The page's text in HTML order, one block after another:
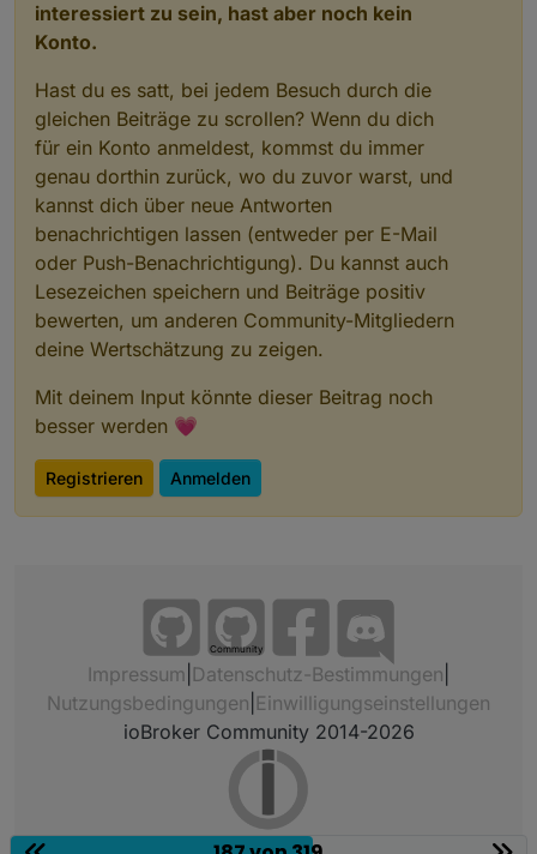
interessiert zu sein, hast aber noch kein
Konto.
Hast du es satt, bei jedem Besuch durch die
gleichen Beiträge zu scrollen? Wenn du dich
für ein Konto anmeldest, kommst du immer
genau dorthin zurück, wo du zuvor warst, und
kannst dich über neue Antworten
benachrichtigen lassen (entweder per E-Mail
oder Push-Benachrichtigung). Du kannst auch
Lesezeichen speichern und Beiträge positiv
bewerten, um anderen Community-Mitgliedern
deine Wertschätzung zu zeigen.
Mit deinem Input könnte dieser Beitrag noch
besser werden 💗
Registrieren Anmelden
Community
Impressum Datenschutz-Bestimmungen
Nutzungsbedingungen Einwilligungseinstellungen
ioBroker Community 2014-2026